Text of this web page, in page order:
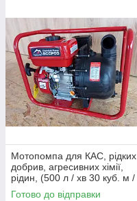
Мотопомпа для КАС, рідких
добрив, агресивних хімії,
рідин, (500 л / хв 30 куб. м /
год) VULKAN SCCP 50
Готово до відправки